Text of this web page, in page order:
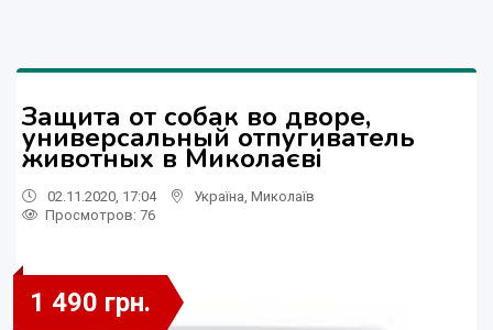
Защита от собак во дворе,
универсальный отпугиватель
животных в Миколаєві
02.11.2020, 17:04 Україна Миколаїв
Просмотров: 76
1 490 грн.